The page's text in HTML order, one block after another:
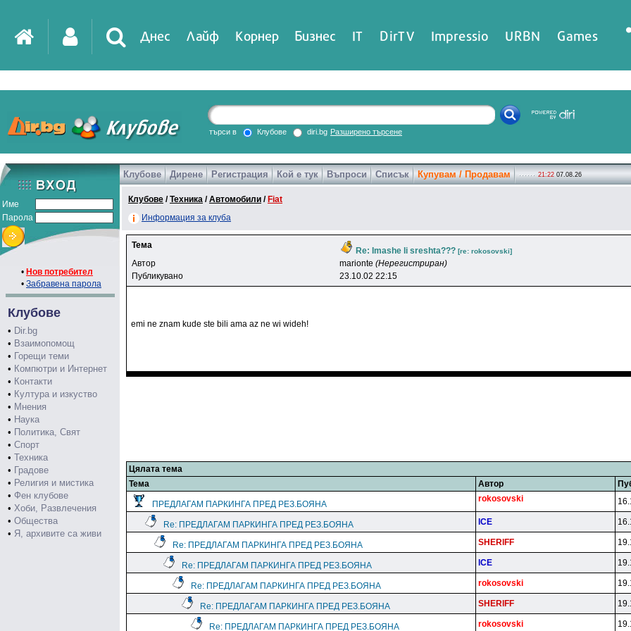
Днес Лайф Корнер Бизнес IT DirTV Impressio URBN Games
търси в Клубове diri.bg Разширено търсене
Име
Парола
• Нов потребител
• Забравена парола
Клубове
• Dir.bg
• Взаимопомощ
• Горещи теми
• Компютри и Интернет
• Контакти
• Култура и изкуство
• Мнения
• Наука
• Политика, Свят
• Спорт
• Техника
• Градове
• Религия и мистика
• Фен клубове
• Хоби, Развлечения
• Общества
• Я, архивите са живи
Клубове Дирене Регистрация Кой е тук Въпроси Списък Купувам / Продавам 21:22 07.08.26
Клубове /Техника /Автомобили / Fiat
Информация за клуба
Тема
Re: Imashe li sreshta??? [re: rokosovski]
Автор marionte (Нерегистриран)
Публикувано
23.10.02 22:15
emi ne znam kude ste bili ama az ne wi wideh!
Цялата тема
Тема
Автор
ПРЕДЛАГАМ ПАРКИНГА ПРЕД РЕЗ.БОЯНА
rokosovski
Re: ПРЕДЛАГАМ ПАРКИНГА ПРЕД РЕЗ.БОЯНА lCE
Re: ПРЕДЛАГАМ ПАРКИНГА ПРЕД РЕЗ.БОЯНА SHERlFF
Re: ПРЕДЛАГАМ ПАРКИНГА ПРЕД РЕЗ.БОЯНА lCE
Re: ПРЕДЛАГАМ ПАРКИНГА ПРЕД РЕЗ.БОЯНА rokosovski
Re: ПРЕДЛАГАМ ПАРКИНГА ПРЕД РЕЗ.БОЯНА SHERlFF
Re: ПРЕДЛАГАМ ПАРКИНГА ПРЕД РЕЗ.БОЯНА rokosovski